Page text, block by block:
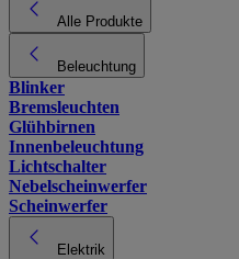
Alle Produkte
Beleuchtung
Blinker
Bremsleuchten
Glühbirnen
Innenbeleuchtung
Lichtschalter
Nebelscheinwerfer
Scheinwerfer
Elektrik